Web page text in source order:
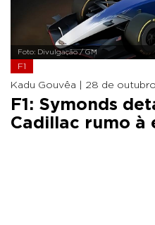
Foto: Divulgação / GM
F1
Kadu Gouvêa | 28 de outubro
F1: Symonds
Cadillac rumo à